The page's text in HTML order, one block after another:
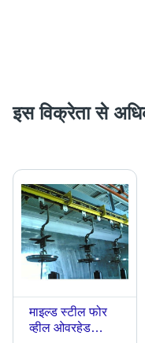
इस विक्रेता से
माइल्ड स्टील फोर
व्हील ओवरहेड